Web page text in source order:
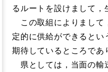
るルートを設けまして，
この取組によりまして
定的に供給ができると
期待しているところであ
県としては，当面の輸